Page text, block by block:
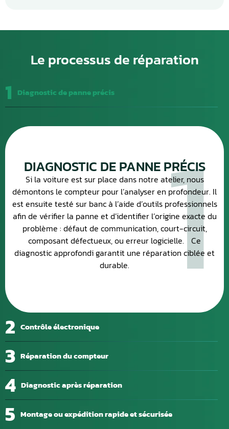
Le processus de réparation
1 Diagnostic de panne précis
2 Contrôle électronique
3 Réparation du compteur
4 Diagnostic après réparation
5 Montage ou expédition rapide et sécurisée
1
DIAGNOSTIC DE PANNE PRÉCIS
Si la voiture est sur place dans notre atelier, nous
démontons le compteur pour l’analyser en profondeur. Il
est ensuite testé sur banc à l’aide d’outils professionnels
afin de vérifier la panne et d’identifier l’origine exacte du
problème : défaut de communication, court-circuit,
composant défectueux, ou erreur logicielle. Ce
diagnostic approfondi garantit une réparation ciblée et
durable.